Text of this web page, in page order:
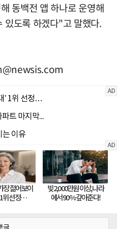
동백전 앱 하나로 운영해
있도록 하겠다"고 말했다.